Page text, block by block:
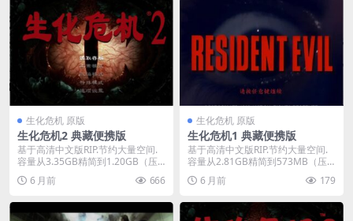
生化危机 原版
生化危机2 典藏便携版
基于高清中文版RIP.节约大量空间.
容量从3.35GB精简到1.20GB（压
缩后...
6 月前 666
生化危机 原版
生化危机1 典藏便携版
基于高清中文版RIP.节约大量空间.
容量从2.81GB精简到573MB（压
缩后仅...
6 月前 179